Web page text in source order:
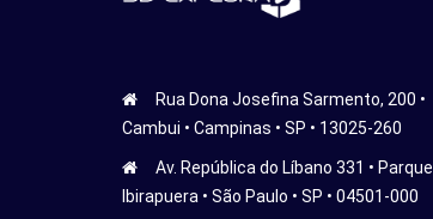
Rua Dona Josefina Sarmento, 200 •
Cambui • Campinas • SP • 13025-260
Av. República do Líbano 331 • Parque
Ibirapuera • São Paulo • SP • 04501-000